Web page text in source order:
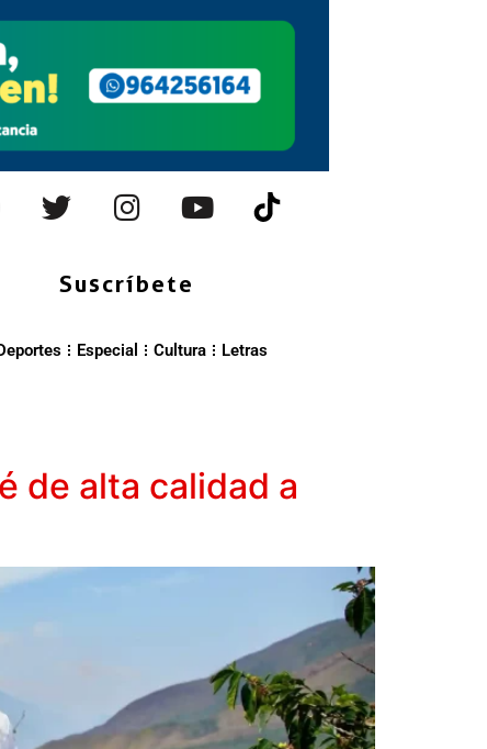
Suscríbete
Especial Cultura Letras
de alta calidad a